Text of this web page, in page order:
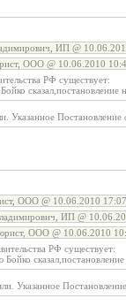
ИП @
ООО @ 10.06.2010
РФ существует:
Указанное
ООО @ 10.06.2010
ИП @
ООО @ 10.06.2010
РФ существует:
Бойко
Указанное